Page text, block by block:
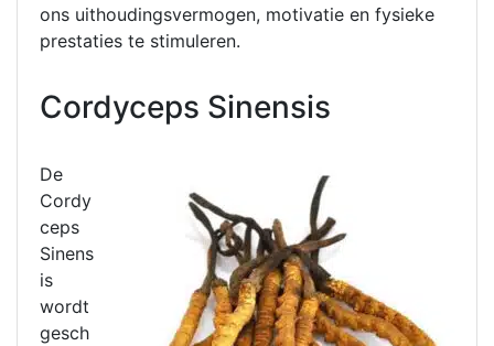
ons uithoudingsvermogen, motivatie en fysieke
prestaties te stimuleren.
Cordyceps Sinensis
De
Cordy
ceps
Sinens
is
wordt
gesch